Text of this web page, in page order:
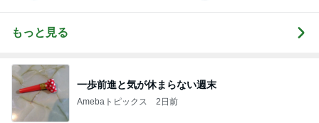
もっと見る
一歩前進と気が休まらない週末
Amebaトピックス 2日前